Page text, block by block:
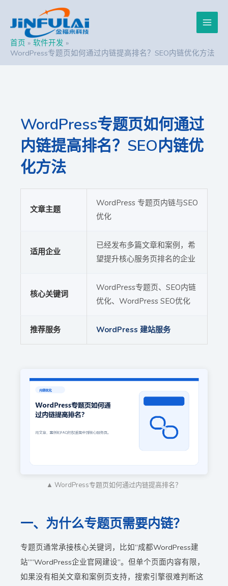
Main
首页
软件开发
WordPress专题页如何通过内链提高排名？SEO内链优化方法
WordPress专题页如何通过
内链提高排名？SEO内链优
化方法
文章主题
WordPress 专题页内链与SEO
优化
适用企业
已经发布多篇文章和案例，希
望提升核心服务页排名的企业
核心关键词
WordPress专题页、SEO内链
优化、WordPress SEO优化
推荐服务 WordPress 建站服务
▲ WordPress专题页如何通过内链提高排名？
一、为什么专题页需要内链？
专题页通常承接核心关键词，比如“成都WordPress建
站”“WordPress企业官网建设”。但单个页面内容有限，
如果没有相关文章和案例页支持，搜索引擎很难判断这
navigation